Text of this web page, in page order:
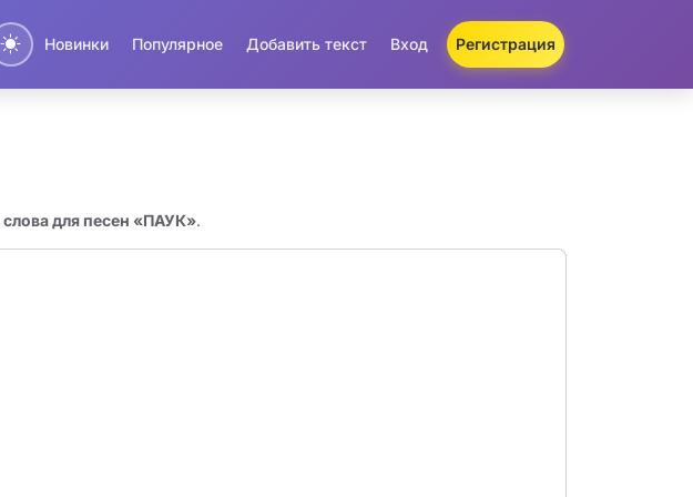
Новинки Популярное Добавить текст Вход Регистрация
слова для песен «ПАУК».